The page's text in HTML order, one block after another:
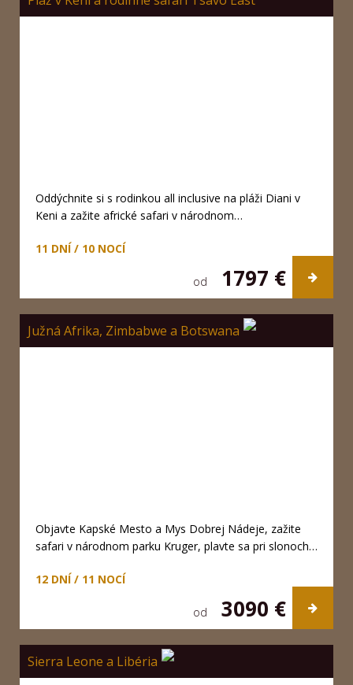
Oddýchnite si s rodinkou all inclusive na pláži Diani v
Keni a zažite africké safari v národnom…
11 DNÍ / 10 NOCÍ
od 1797 €
Južná Afrika, Zimbabwe a Botswana
Objavte Kapské Mesto a Mys Dobrej Nádeje, zažite
safari v národnom parku Kruger, plavte sa pri slonoch…
12 DNÍ / 11 NOCÍ
od 3090 €
Sierra Leone a Libéria